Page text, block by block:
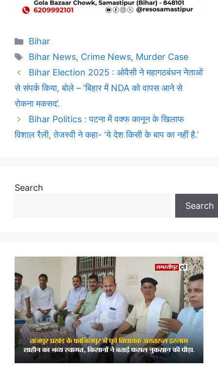
Categories
Bihar
Tags
Bihar News, Crime News, Murder Case
Bihar Election 2025 : ओवैसी ने महागठबंधन नेताओं
से संपर्क किया, बोले – ‘बिहार में NDA को वापस आने से
रोकना मकसद’.
Bihar Politics : पटना में वक्फ कानून के खिलाफ
विशाल रैली, तेजस्वी ने कहा- ‘ये देश किसी के बाप का नहीं है.’
Search
Search